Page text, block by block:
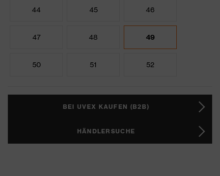
44 45 46
47 48 49
50 51 52
BEI UVEX KAUFEN (B2B)
HÄNDLERSUCHE